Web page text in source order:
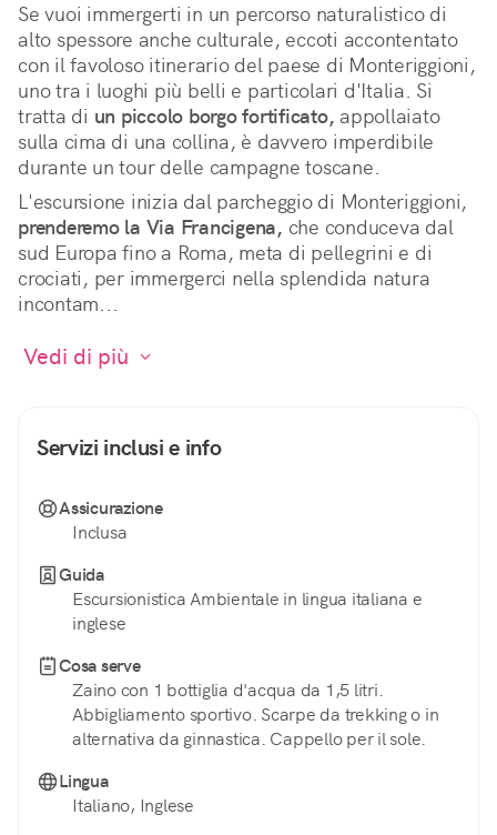
Se vuoi immergerti in un percorso naturalistico di
alto spessore anche culturale, eccoti accontentato
con il favoloso itinerario del paese di Monteriggioni,
uno tra i luoghi più belli e particolari d'Italia. Si
tratta di un piccolo borgo fortificato, appollaiato
sulla cima di una collina, è davvero imperdibile
durante un tour delle campagne toscane.
prenderemo la Via Francigena, che conduceva dal
sud Europa fino a Roma, meta di pellegrini e di
crociati, per immergerci nella splendida natura
incontam...
Servizi inclusi e info
Assicurazione
Inclusa
Guida
Escursionistica Ambientale in lingua italiana e
inglese
Cosa serve
Zaino con 1 bottiglia d'acqua da 1,5 litri.
Abbigliamento sportivo. Scarpe da trekking o in
alternativa da ginnastica. Cappello per il sole.
Lingua
Italiano, Inglese